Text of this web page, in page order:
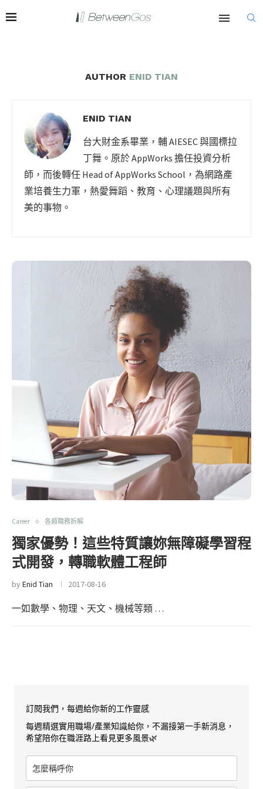
AUTHOR ENID TIAN
ENID TIAN
台大財金系畢業，輔 AIESEC 與國標拉
丁舞。原於 AppWorks 擔任投資分析
師，而後轉任 Head of AppWorks School，為網路產
業培養生力軍，熱愛舞蹈、教育、心理議題與所有
美的事物。
Career 各類職務拆解
獨家優勢！這些特質讓妳無障礙學習程
式開發，轉職軟體工程師
byEnid Tian 2017-08-16
一如數學、物理、天文、機械等類 …
訂閱我們，每週給你新的工作靈感
每週精選實用職場/產業知識給你，不漏接第一手新消息，
希望陪你在職涯路上看見更多風景🌿